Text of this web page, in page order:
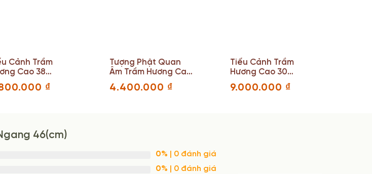
Cảnh Trầm
Cao 38
16(cm)
₫
Tượng Phật Quan
Âm Trầm Hương Cao
30 Ngang 15(cm)
4.400.000 ₫
Tiểu Cảnh Trầm
Hương Cao 30
Ngang 37 Sâu 18(cm)
9.000.000 ₫
46(cm)
0% | 0 đánh giá
0% | 0 đánh giá